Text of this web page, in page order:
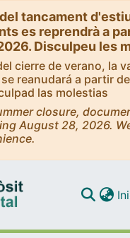
tancament
es reprendrà a
Disculpeu les
cierre de verano, la
reanudará a partir
las molestias
closure,
August 28, 2026.